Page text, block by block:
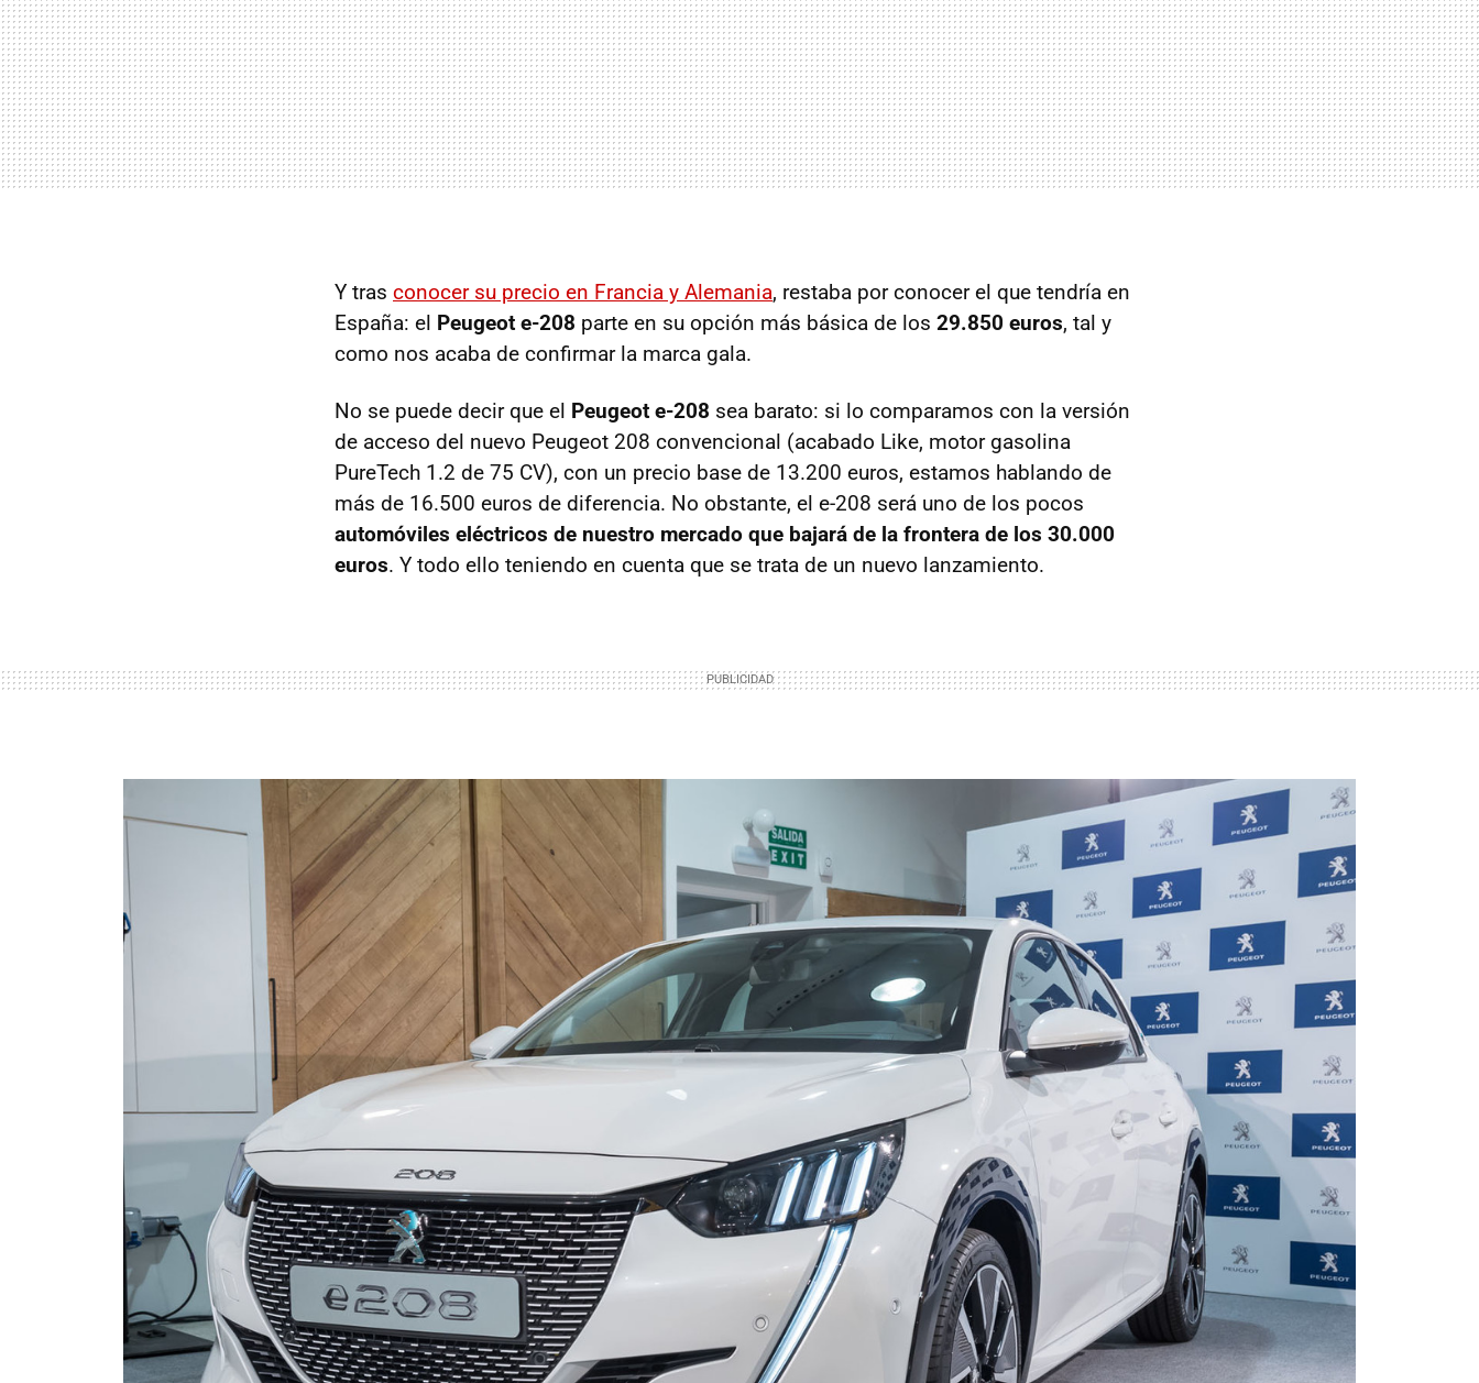
Y tras conocer su precio en Francia y Alemania, restaba por conocer el que tendría en
España: el Peugeot e-208 parte en su opción más básica de los 29.850 euros, tal y
como nos acaba de confirmar la marca gala.
No se puede decir que el Peugeot e-208 sea barato: si lo comparamos con la versión
de acceso del nuevo Peugeot 208 convencional (acabado Like, motor gasolina
PureTech 1.2 de 75 CV), con un precio base de 13.200 euros, estamos hablando de
más de 16.500 euros de diferencia. No obstante, el e-208 será uno de los pocos
automóviles eléctricos de nuestro mercado que bajará de la frontera de los 30.000
euros. Y todo ello teniendo en cuenta que se trata de un nuevo lanzamiento.